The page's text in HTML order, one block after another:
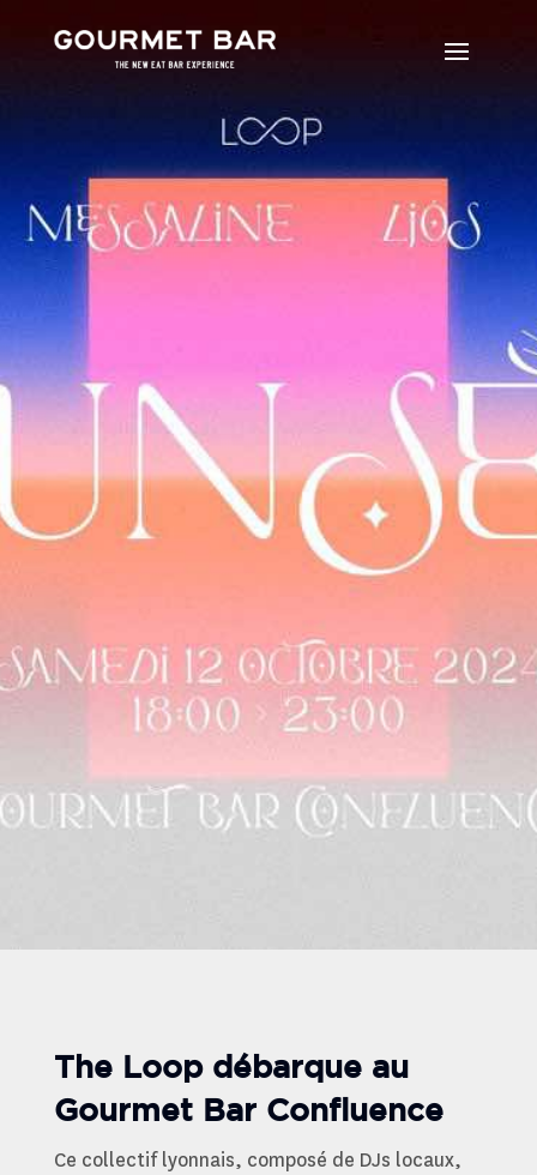
The Loop débarque au
Gourmet Bar Confluence
Ce collectif lyonnais, composé de DJs locaux,